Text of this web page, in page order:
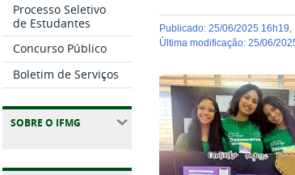
Processo Seletivo
de Estudantes
Concurso Público
Boletim de Serviços
SOBRE O IFMG
publicado:25/06/2025 16h19
última modificação:25/06/